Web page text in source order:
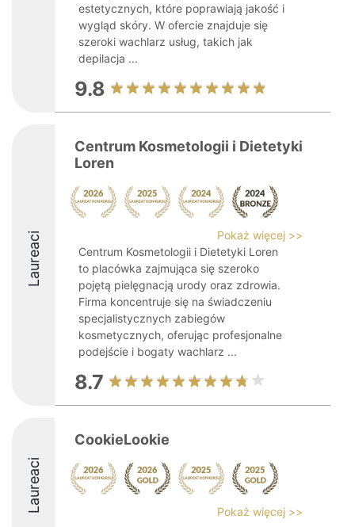
estetycznych, które poprawiają jakość i
wygląd skóry. W ofercie znajduje się
szeroki wachlarz usług, takich jak
depilacja ...
9.8
Laureaci
Centrum Kosmetologii i Dietetyki
Loren
Pokaż więcej >>
Centrum Kosmetologii i Dietetyki Loren
to placówka zajmująca się szeroko
pojętą pielęgnacją urody oraz zdrowia.
Firma koncentruje się na świadczeniu
specjalistycznych zabiegów
kosmetycznych, oferując profesjonalne
podejście i bogaty wachlarz ...
8.7
Laureaci
CookieLookie
Pokaż więcej >>